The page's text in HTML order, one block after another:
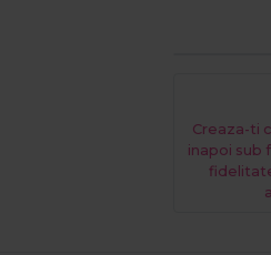
Creaza-ti
inapoi sub